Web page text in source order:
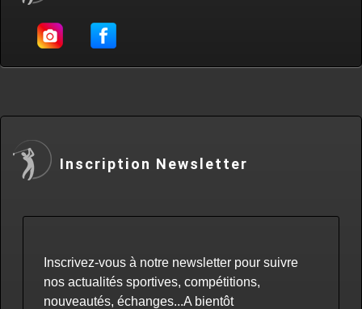
Inscription Newsletter
Inscrivez-vous à notre newsletter pour suivre
nos actualités sportives, compétitions,
nouveautés, échanges...A bientôt